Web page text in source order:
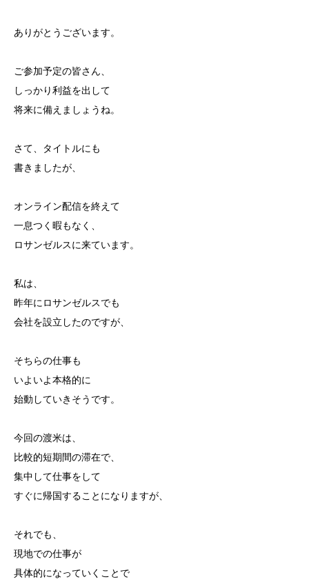
ありがとうございます。
ご参加予定の皆さん、
しっかり利益を出して
将来に備えましょうね。
さて、タイトルにも
書きましたが、
オンライン配信を終えて
一息つく暇もなく、
ロサンゼルスに来ています。
私は、
昨年にロサンゼルスでも
会社を設立したのですが、
そちらの仕事も
いよいよ本格的に
始動していきそうです。
今回の渡米は、
比較的短期間の滞在で、
集中して仕事をして
すぐに帰国することになりますが、
それでも、
現地での仕事が
具体的になっていくことで